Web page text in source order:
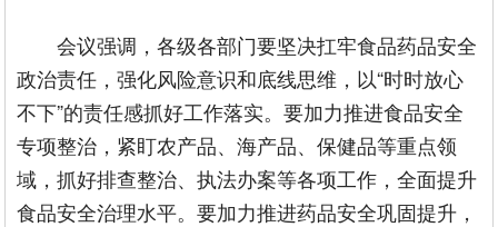
会议强调，各级各部门要坚决扛牢食品药品安全
政治责任，强化风险意识和底线思维，以“时时放心
不下”的责任感抓好工作落实。要加力推进食品安全
专项整治，紧盯农产品、海产品、保健品等重点领
域，抓好排查整治、执法办案等各项工作，全面提升
食品安全治理水平。要加力推进药品安全巩固提升，